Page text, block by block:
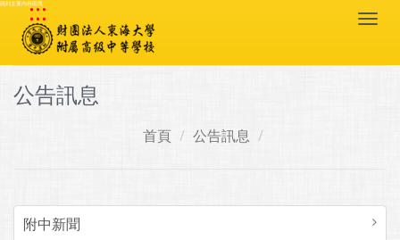
跳到主要內容區塊
:::
公告訊息
首頁 公告訊息
附中新聞